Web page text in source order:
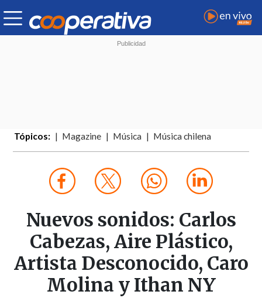
Tópicos: Magazine Música Música chilena
Nuevos sonidos: Carlos
Cabezas, Aire Plástico,
Artista Desconocido, Caro
Molina y Ithan NY